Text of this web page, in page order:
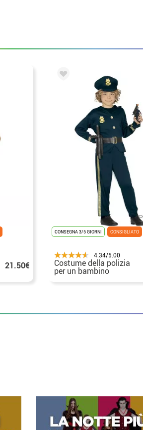
21.50€
CONSEGNA 3/5 GIORNI CONSIGLIATO
4.34/5.00
Costume della polizia
per un bambino